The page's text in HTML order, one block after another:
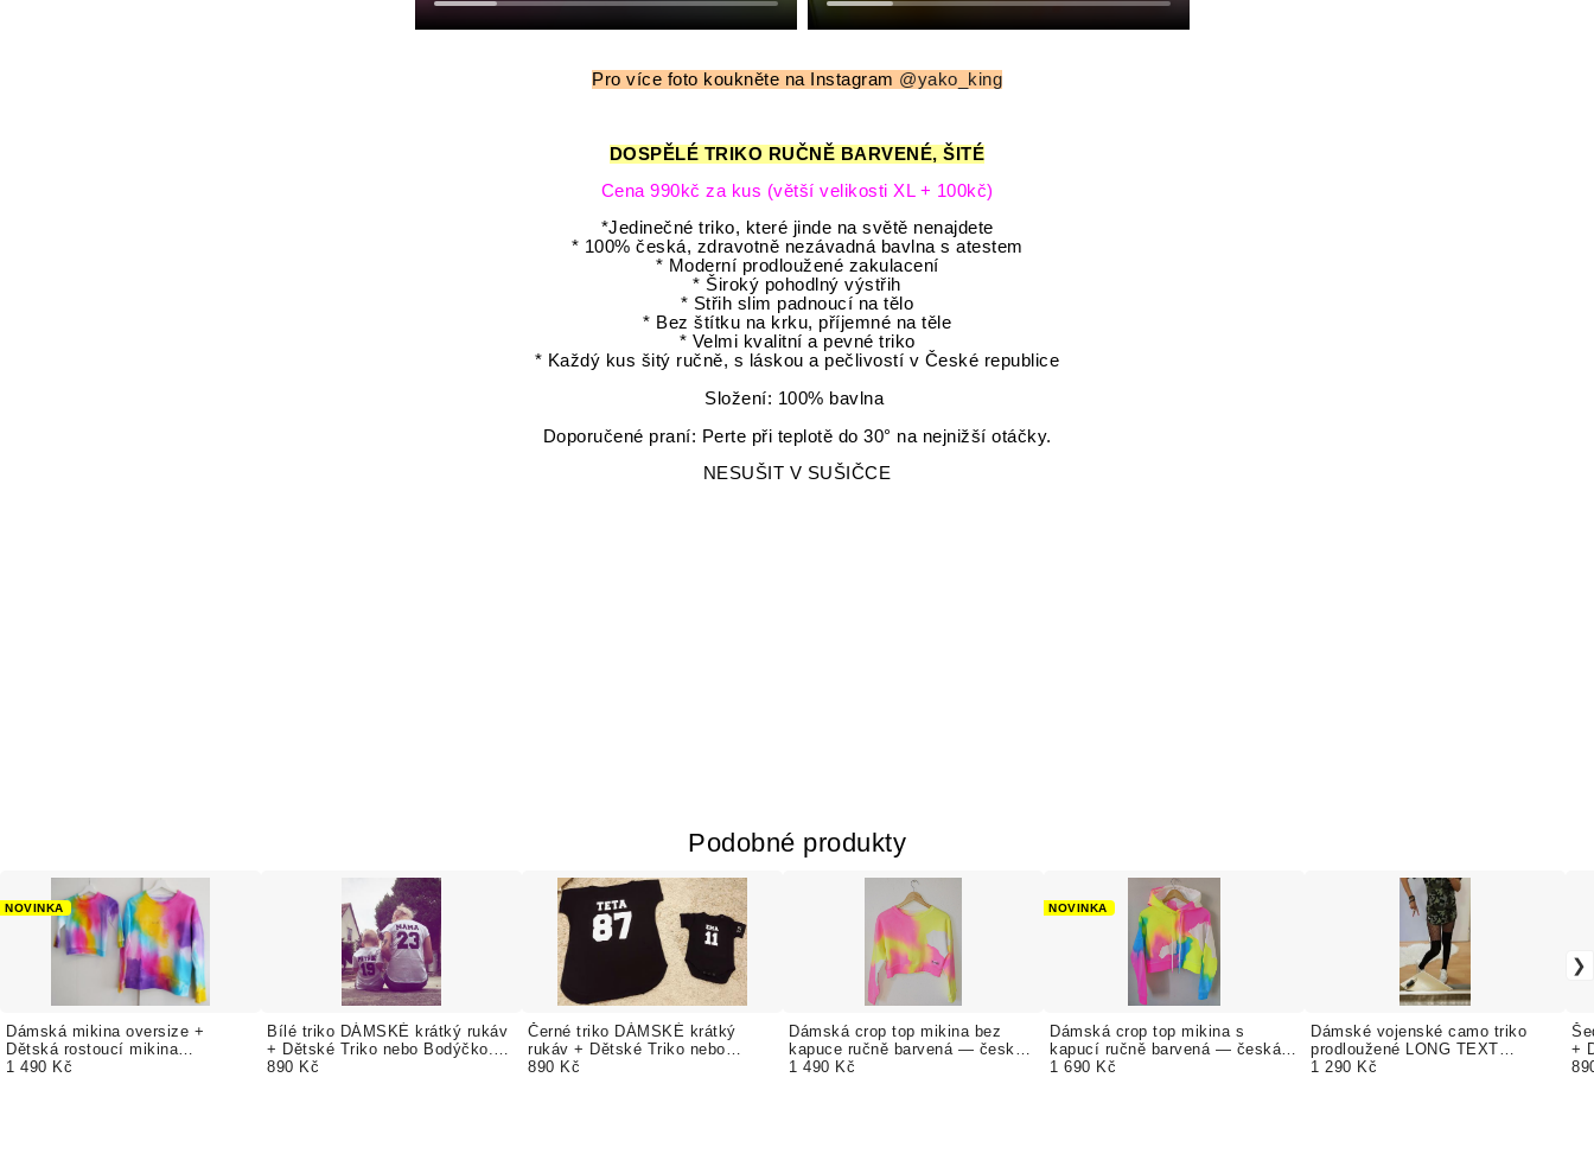
Pro více foto koukněte na Instagram @yako_king
DOSPĚLÉ TRIKO RUČNĚ BARVENÉ, ŠITÉ
Cena 990kč za kus (větší velikosti XL + 100kč)
*Jedinečné triko, které jinde na světě nenajdete
* 100% česká, zdravotně nezávadná bavlna s atestem
* Moderní prodloužené zakulacení
* Široký pohodlný výstřih
* Střih slim padnoucí na tělo
* Bez štítku na krku, příjemné na těle
* Velmi kvalitní a pevné triko
* Každý kus šitý ručně, s láskou a pečlivostí v České republice
Složení: 100% bavlna
Doporučené praní: Perte při teplotě do 30° na nejnižší otáčky.
NESUŠIT V SUŠIČCE
Podobné produkty
Dámská mikina oversize +
Dětská rostoucí mikina
Multicolor ZDARMA vlastní barvy
NOVINKA
1 490 Kč
Bílé triko DÁMSKÉ krátký rukáv
+ Dětské Triko nebo Bodýčko.
TEXT ZDARMA
890 Kč
Černé triko DÁMSKÉ krátký
rukáv + Dětské Triko nebo
Bodýčko. TEXT ZDARMA
890 Kč
Dámská crop top mikina bez
kapuce ručně barvená — česká
výroba
1 490 Kč
Dámská crop top mikina s
kapucí ručně barvená — česká
výroba
NOVINKA
1 690 Kč
Dámské vojenské camo triko
prodloužené LONG TEXT
ZDARMA
1 290 Kč
+